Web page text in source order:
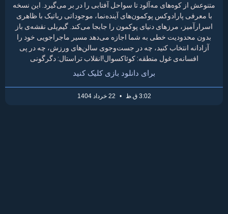
متنوعش از کوه‌های مه‌آلود تا سواحل آفتابی را در بر می‌گیرد. این نسخه
با معرفی پارادوکس پوکمون‌های آینده‌نما، موجوداتی رباتیک با ظاهری
اسرارآمیز، مرزهای دنیای پوکمون را جابجا می‌کند. گیم‌پلی نقشه‌ی باز
بدون محدودیت خطی به شما اجازه می‌دهد مسیر ماجراجویی خود را
آزادانه انتخاب کنید، چه در جست‌وجوی سالن‌های ورزش، چه در پی
افسانه‌ی غول منطقه: کوئاکسوال!انقلاب تراستال: دگرگونی
برای دانلود بازی کلیک کنید
3:02 ق.ظ